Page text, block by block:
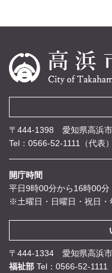
〒444-1398 愛知県高浜
Tel：0566-52-1111（代表）
開庁時間
平日9時00分から16時00分
※土曜日・日曜日・祝日
〒444-1334 愛知県高浜
福祉部 Tel：0566-52-1111